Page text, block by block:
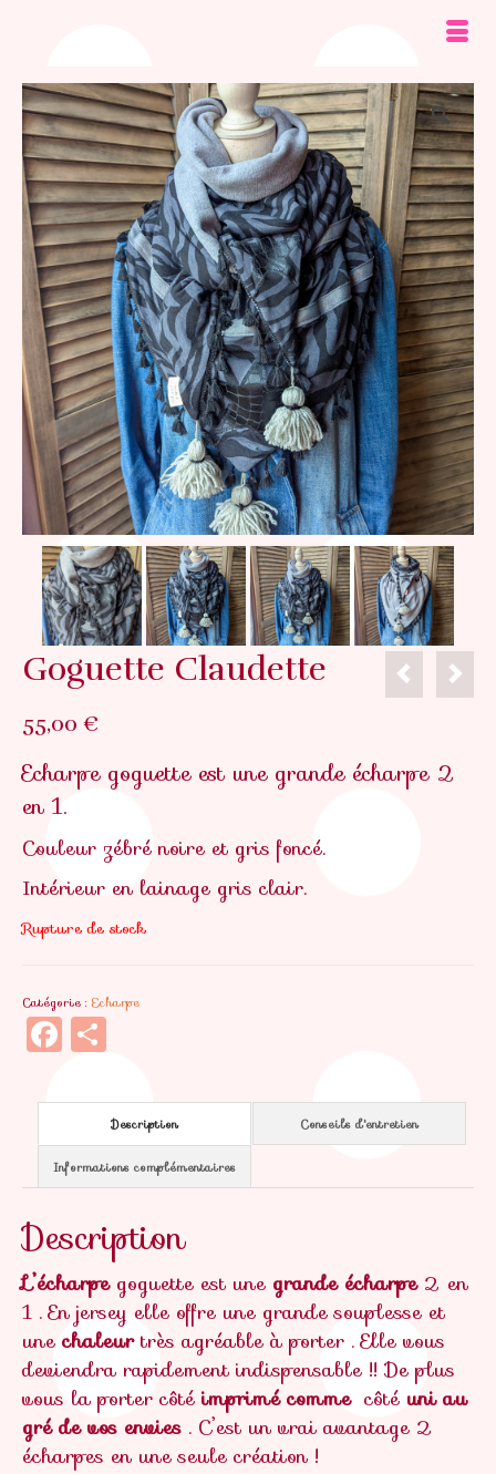
Goguette Claudette
55,00 €
Echarpe goguette est une grande écharpe 2
en 1.
Couleur zébré noire et gris foncé.
Intérieur en lainage gris clair.
Rupture de stock
Catégorie : Echarpe
Facebook
Description Conseils d'entretien
Informations complémentaires
Description
L’écharpe goguette est une grande écharpe2 en
1 . En jersey elle offre une grande souplesse et
une chaleurtrès agréable à porter . Elle vous
deviendra rapidement indispensable !! De plus
vous la porter côté imprimé comme côté uni au
gré de vos envies . C’est un vrai avantage 2
écharpes en une seule création !